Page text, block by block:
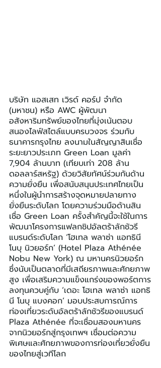
บริษัท แอสเสท เวิรด์ คอร์ป จำกัด
(มหาชน) หรือ AWC ผู้พัฒนา
อสังหาริมทรัพย์ของไทยที่มุ่งเน้นตอบ
สนองไลฟ์สไตล์แบบครบวงจร ร่วมกับ
ธนาคารกรุงไทย ลงนามในสัญญาสินเชื่อ
ระยะยาวประเภท Green Loan มูลค่า
7,904 ล้านบาท (เทียบเท่า 208 ล้าน
ดอลลาร์สหรัฐ) ด้วยวิสัยทัศน์ร่วมกันด้าน
ความยั่งยืน เพื่อสนับสนุนประเทศไทยเป็น
หนึ่งในผู้นำการสร้างจุดหมายปลายทาง
ยั่งยืนระดับโลก โดยความร่วมมือด้านสิน
เชื่อ Green Loan ครั้งสำคัญนี้จะใช้ในการ
พัฒนาโครงการแฟลกชิปอัลตร้าลักชัวรี
แบรนด์ระดับโลก ‘โฮเทล พลาซ่า แอทธินี
โนบุ นิวยอร์ก’ (Hotel Plaza Athénée
Nobu New York) ณ มหานครนิวยอร์ก
ซึ่งนับเป็นตลาดที่มีเสถียรภาพและศักยภาพ
สูง เพื่อเสริมความแข็งแกร่งของพอร์ตการ
ลงทุนควบคู่กับ ‘เดอะ โฮเทล พลาซ่า แอทธิ
นี โนบุ แบงคอก’ มอบประสบการณ์การ
ท่องเที่ยวระดับอัลตร้าลักชัวรีของแบรนด์
Plaza Athénée ที่จะเชื่อมสองมหานคร
จากนิวยอร์กสู่กรุงเทพฯ เชื่อมต่อความ
พิเศษและศักยภาพของการท่องเที่ยวยั่งยืน
ของไทยสู่เวทีโลก